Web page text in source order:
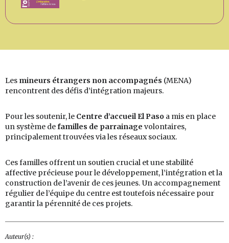
Les mineurs étrangers non accompagnés (MENA)
rencontrent des défis d’intégration majeurs.
Pour les soutenir, le Centre d’accueil El Paso a mis en place
un système defamilles de parrainage volontaires,
principalement trouvées via les réseaux sociaux.
Ces familles offrent un soutien crucial et une stabilité
affective précieuse pour le développement, l’intégration et la
construction de l’avenir de ces jeunes. Un accompagnement
régulier de l’équipe du centre est toutefois nécessaire pour
garantir la pérennité de ces projets.
Auteur(s) :